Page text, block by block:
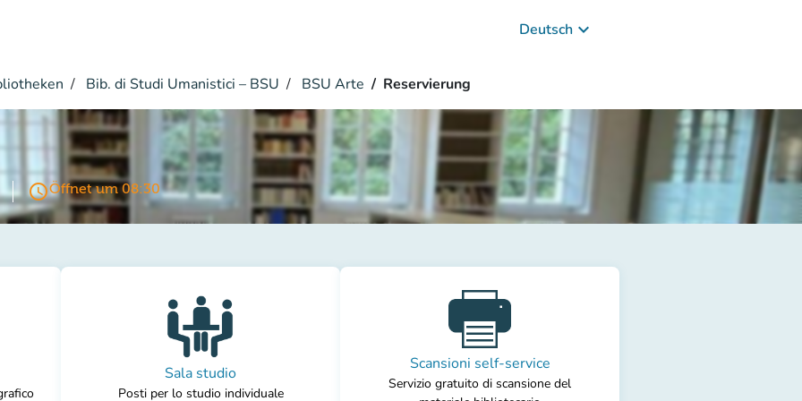
Deutsch keyboard_arrow_down
Bib. di Studi Umanistici – BSU BSU Arte Reservierung
access_timeÖffnet um 08:30
Sala studio
Posti per lo studio individuale
Scansioni self-service
Servizio gratuito di scansione del